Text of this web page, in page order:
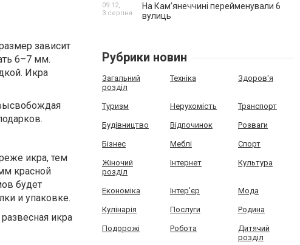
зависит
6–7 мм.
Икра
икра, тем
красной
будет
и упаковке.
икра
На Камʼянеччині перейменували 6
вулиць
09:12,
3 серпня
Рубрики новин
Загальний
розділ
Техніка Здоров'я
Туризм Нерухомість Транспорт
Будівництво Відпочинок Розваги
Бізнес Меблі Спорт
Жіночий
розділ
Інтернет Культура
Економіка Інтер'єр Мода
Кулінарія Послуги Родина
Подорожі Робота
Дитячий
розділ